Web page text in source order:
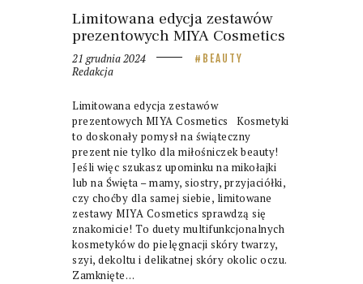
Limitowana edycja zestawów
prezentowych MIYA Cosmetics
21 grudnia 2024 BEAUTY
Redakcja
Limitowana edycja zestawów
prezentowych MIYA Cosmetics Kosmetyki
to doskonały pomysł na świąteczny
prezent nie tylko dla miłośniczek beauty!
Jeśli więc szukasz upominku na mikołajki
lub na Święta – mamy, siostry, przyjaciółki,
czy choćby dla samej siebie, limitowane
zestawy MIYA Cosmetics sprawdzą się
znakomicie! To duety multifunkcjonalnych
kosmetyków do pielęgnacji skóry twarzy,
szyi, dekoltu i delikatnej skóry okolic oczu.
Zamknięte…